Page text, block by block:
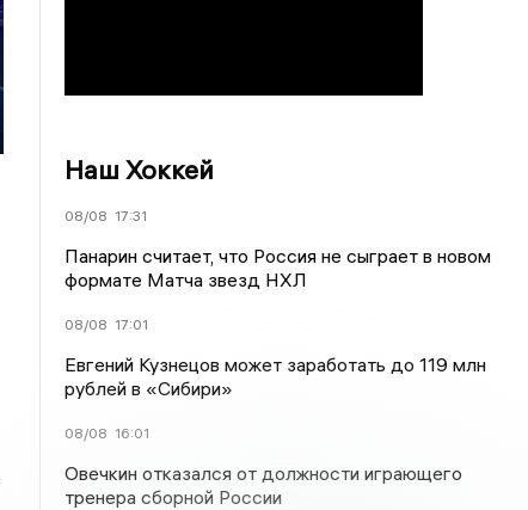
Наш Хоккей
08/08 17:31
Панарин считает, что Россия не сыграет в новом
формате Матча звезд НХЛ
08/08 17:01
Евгений Кузнецов может заработать до 119 млн
рублей в «Сибири»
08/08 16:01
Овечкин отказался от должности играющего
тренера сборной России